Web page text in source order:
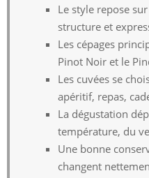
Le style repose
structure et
Les cépages
Pinot Noir et le
Les cuvées se
apéritif, repas,
La dégustation
température, du
Une bonne
changent